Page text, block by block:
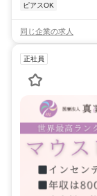
ピアスOK
同じ企業の求人
正社員